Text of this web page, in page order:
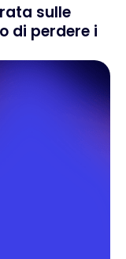
sulle
di perdere i